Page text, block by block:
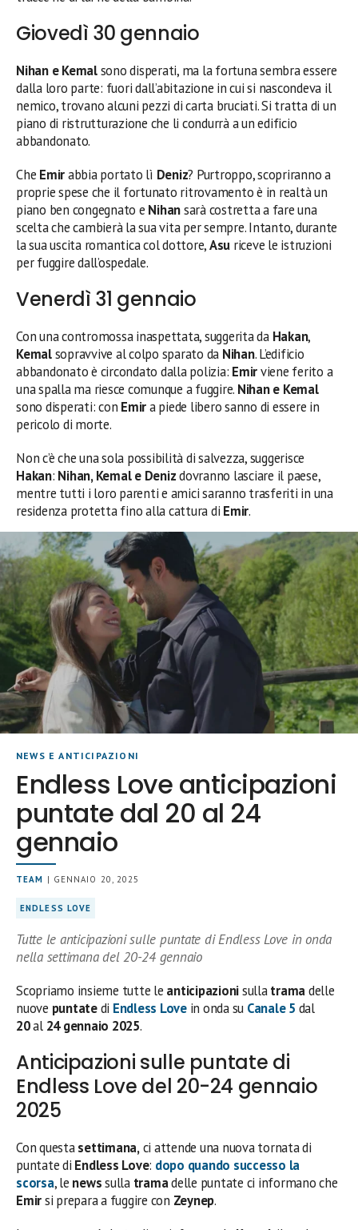
Giovedì 30 gennaio
Nihan e Kemalsono disperati, ma la fortuna sembra essere
dalla loro parte: fuori dall’abitazione in cui si nascondeva il
nemico, trovano alcuni pezzi di carta bruciati. Si tratta di un
piano di ristrutturazione che li condurrà a un edificio
abbandonato.
Che Emirabbia portato lì Deniz? Purtroppo, scopriranno a
proprie spese che il fortunato ritrovamento è in realtà un
piano ben congegnato e Nihansarà costretta a fare una
scelta che cambierà la sua vita per sempre. Intanto, durante
la sua uscita romantica col dottore,Asu riceve le istruzioni
per fuggire dall’ospedale.
Venerdì 31 gennaio
Con una contromossa inaspettata, suggerita da Hakan,
Kemalsopravvive al colpo sparato da Nihan. L’edificio
abbandonato è circondato dalla polizia: Emirviene ferito a
una spalla ma riesce comunque a fuggire. Nihan e Kemal
sono disperati: con Emira piede libero sanno di essere in
pericolo di morte.
Non c’è che una sola possibilità di salvezza, suggerisce
Hakan: Nihan, Kemal e Denizdovranno lasciare il paese,
mentre tutti i loro parenti e amici saranno trasferiti in una
residenza protetta fino alla cattura di Emir.
NEWS E ANTICIPAZIONI
Endless Love anticipazioni
puntate dal 20 al 24
gennaio
TEAM | GENNAIO 20, 2025
ENDLESS LOVE
Tutte le anticipazioni sulle puntate di Endless Love in onda
nella settimana del 20-24 gennaio
Scopriamo insieme tutte le anticipazionisullatramadelle
nuove puntatedi Endless Lovein onda su Canale 5 dal
20al24 gennaio 2025.
Anticipazioni sulle puntate di
Endless Love del 20-24 gennaio
2025
Con questasettimana,ci attende una nuova tornata di
puntate di Endless Love: dopo quando successo la
scorsa, le newssulla tramadelle puntate ci informano che
Emirsi prepara a fuggire con Zeynep.